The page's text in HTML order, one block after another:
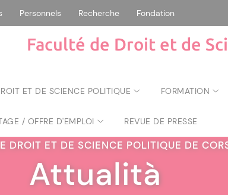
Personnels Recherche Fondation
Faculté de Droit et de
ET DE SCIENCE POLITIQUE FORMATION
/ OFFRE D'EMPLOI REVUE DE PRESSE
DROIT ET DE SCIENCE POLITIQUE DE
Attualità